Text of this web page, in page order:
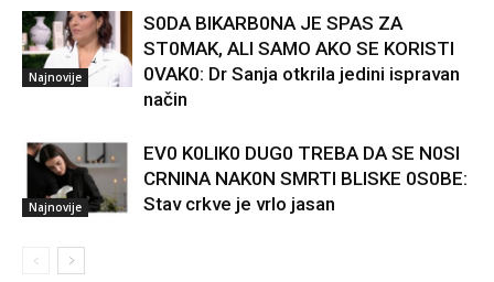
Najnovije
S0DA BIKARB0NA JE SPAS ZA
ST0MAK, ALI SAMO AKO SE KORISTI
0VAK0: Dr Sanja otkrila jedini ispravan
način
Najnovije
EV0 K0LIK0 DUG0 TREBA DA SE N0SI
CRNINA NAK0N SMRTI BLISKE 0S0BE:
Stav crkve je vrlo jasan